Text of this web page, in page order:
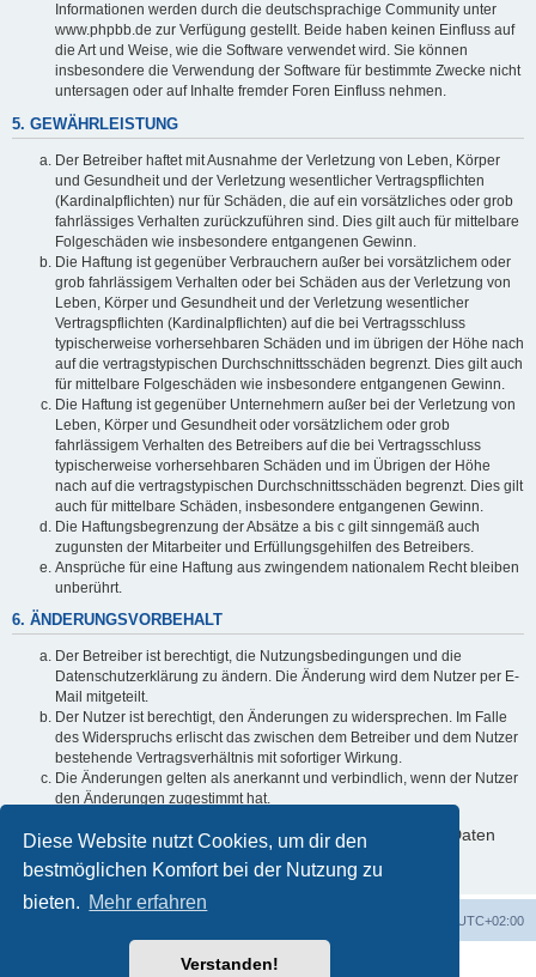
Diese Website nutzt Cookies, um dir den
bestmöglichen Komfort bei der Nutzung zu
bieten. Mehr erfahren
Verstanden!
Informationen werden durch die deutschsprachige Community unter
www.phpbb.de zur Verfügung gestellt. Beide haben keinen Einfluss auf
die Art und Weise, wie die Software verwendet wird. Sie können
insbesondere die Verwendung der Software für bestimmte Zwecke nicht
untersagen oder auf Inhalte fremder Foren Einfluss nehmen.
5. GEWÄHRLEISTUNG
Der Betreiber haftet mit Ausnahme der Verletzung von Leben, Körper
und Gesundheit und der Verletzung wesentlicher Vertragspflichten
(Kardinalpflichten) nur für Schäden, die auf ein vorsätzliches oder grob
fahrlässiges Verhalten zurückzuführen sind. Dies gilt auch für mittelbare
Folgeschäden wie insbesondere entgangenen Gewinn.
Die Haftung ist gegenüber Verbrauchern außer bei vorsätzlichem oder
grob fahrlässigem Verhalten oder bei Schäden aus der Verletzung von
Leben, Körper und Gesundheit und der Verletzung wesentlicher
Vertragspflichten (Kardinalpflichten) auf die bei Vertragsschluss
typischerweise vorhersehbaren Schäden und im übrigen der Höhe nach
auf die vertragstypischen Durchschnittsschäden begrenzt. Dies gilt auch
für mittelbare Folgeschäden wie insbesondere entgangenen Gewinn.
Die Haftung ist gegenüber Unternehmern außer bei der Verletzung von
Leben, Körper und Gesundheit oder vorsätzlichem oder grob
fahrlässigem Verhalten des Betreibers auf die bei Vertragsschluss
typischerweise vorhersehbaren Schäden und im Übrigen der Höhe
nach auf die vertragstypischen Durchschnittsschäden begrenzt. Dies gilt
auch für mittelbare Schäden, insbesondere entgangenen Gewinn.
Die Haftungsbegrenzung der Absätze a bis c gilt sinngemäß auch
zugunsten der Mitarbeiter und Erfüllungsgehilfen des Betreibers.
Ansprüche für eine Haftung aus zwingendem nationalem Recht bleiben
unberührt.
6. ÄNDERUNGSVORBEHALT
Der Betreiber ist berechtigt, die Nutzungsbedingungen und die
Datenschutzerklärung zu ändern. Die Änderung wird dem Nutzer per E-
Mail mitgeteilt.
Der Nutzer ist berechtigt, den Änderungen zu widersprechen. Im Falle
des Widerspruchs erlischt das zwischen dem Betreiber und dem Nutzer
bestehende Vertragsverhältnis mit sofortiger Wirkung.
Die Änderungen gelten als anerkannt und verbindlich, wenn der Nutzer
den Änderungen zugestimmt hat.
Informationen über den Umgang mit deinen persönlichen Daten
sind in der Datenschutzerklärung enthalten.
UTC+02:00
Powered byphpBB® Forum Software © phpBB Limited